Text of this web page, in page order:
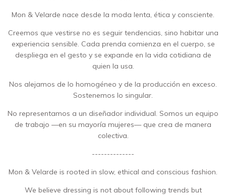
Mon & Velarde nace desde la moda lenta, ética y consciente.
Creemos que vestirse no es seguir tendencias, sino habitar una
experiencia sensible. Cada prenda comienza en el cuerpo, se
despliega en el gesto y se expande en la vida cotidiana de
quien la usa.
Nos alejamos de lo homogéneo y de la producción en exceso.
Sostenemos lo singular.
No representamos a un diseñador individual. Somos un equipo
de trabajo —en su mayoría mujeres— que crea de manera
colectiva.
--------------
Mon & Velarde is rooted in slow, ethical and conscious fashion.
We believe dressing is not about following trends but